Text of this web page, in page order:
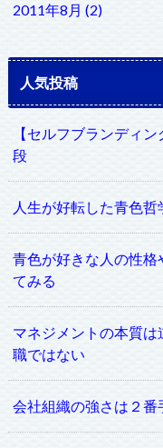
2011年8月 (2)
人気投稿
【セルフブランディ
段
人生が好転した青色
青色が好きな人の性
てみる
マネジメントの本質
職ではない
会社組織の強さは２番